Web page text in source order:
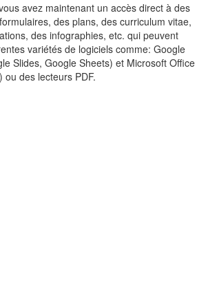
avez maintenant un accès direct à des
des plans, des curriculum vitae,
des infographies, etc. qui peuvent
variétés de logiciels comme: Google
Slides, Google Sheets) et Microsoft Office
ou des lecteurs PDF.